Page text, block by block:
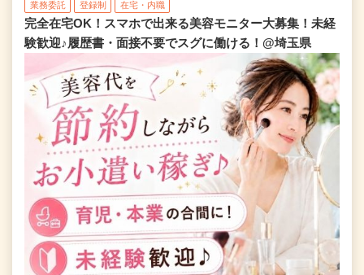
業務委託 登録制 在宅・内職
完全在宅OK！スマホで出来る美容モニター大募集！未経
験歓迎♪履歴書・面接不要でスグに働ける！@埼玉県